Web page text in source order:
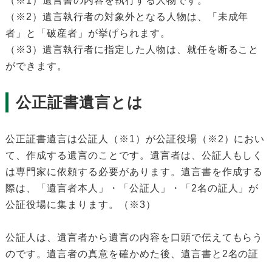
（※2）遺言執行者の対象外となる人物は、「未成年
者」と「破産者」が挙げられます。
（※3）遺言執行者に指定した人物は、就任を断ること
ができます。
公正証書遺言とは
公正証書遺言は公証人（※1）が公証役場（※2）におい
て、作成する遺言のことです。遺言者は、公証人もしく
は専門家に依頼する必要があります。遺言書を作成する
際は、「遺言者本人」・「公証人」・「2名の証人」が
公証役場に集まります。（※3）
公証人は、遺言者から遺言の内容を口頭で伝えてもらう
のです。遺言者の真意を確かめた後、遺言書と2名の証